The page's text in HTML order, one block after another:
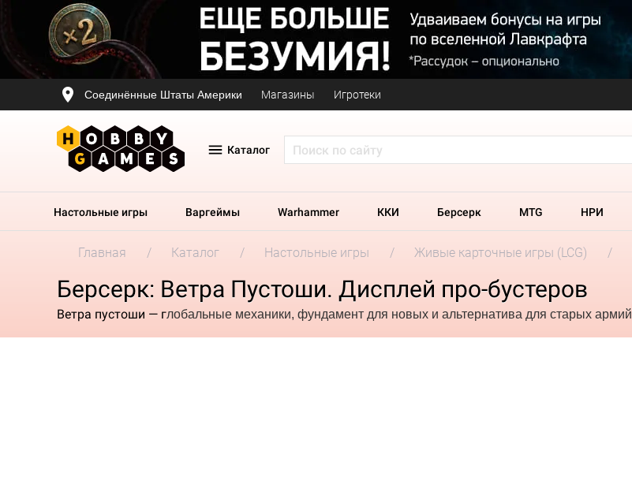
Соединённые Штаты Америки Магазины Игротеки
Каталог
Настольные игры Варгеймы Warhammer ККИ Берсерк MTG НРИ
Главная Каталог Настольные игры Живые карточные игры (LCG)
Берсерк: Ветра Пустоши. Дисплей про-бустеров
Ветра пустоши — глобальные механики, фундамент для новых и альтернатива для старых армий